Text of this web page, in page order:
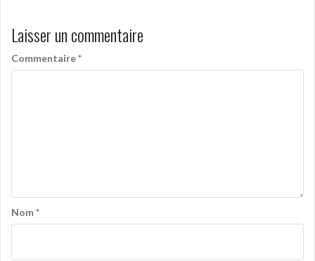
Laisser un commentaire
Commentaire*
Nom*